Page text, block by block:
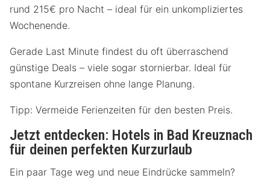
rund 215€ pro Nacht – ideal für ein unkompliziertes
Wochenende.
Gerade Last Minute findest du oft überraschend
günstige Deals – viele sogar stornierbar. Ideal für
spontane Kurzreisen ohne lange Planung.
Tipp: Vermeide Ferienzeiten für den besten Preis.
Jetzt entdecken: Hotels in Bad Kreuznach
für deinen perfekten Kurzurlaub
Ein paar Tage weg und neue Eindrücke sammeln?